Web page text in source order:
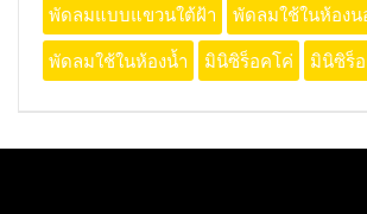
พัดลมแบบแขวนใต้ฝ้า
พัดลมใช้ในห้อง
พัดลมใช้ในห้องน้ำ
มินิซิร็อคโค่ มินิซิร็